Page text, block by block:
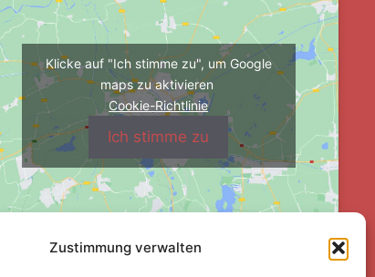
Zustimmung verwalten
Klicke auf "Ich stimme zu", um Google
maps zu aktivieren
Cookie-Richtlinie
Ich stimme zu